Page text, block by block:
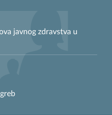
javnog zdravstva u